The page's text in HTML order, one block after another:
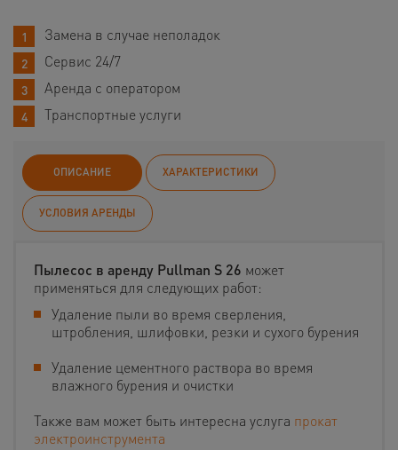
Замена в случае неполадок
Сервис 24/7
Аренда с оператором
Транспортные услуги
ОПИСАНИЕ ХАРАКТЕРИСТИКИ
УСЛОВИЯ АРЕНДЫ
Пылесос в аренду Pullman S 26 может
применяться для следующих работ:
Удаление пыли во время сверления,
штробления, шлифовки, резки и сухого бурения
Удаление цементного раствора во время
влажного бурения и очистки
Также вам может быть интересна услуга прокат
электроинструмента